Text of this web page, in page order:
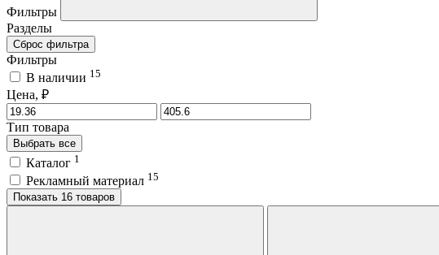
Фильтры
Разделы
Сброс фильтра
Фильтры
В наличии 15
Цена, ₽
Тип товара
Выбрать все
Каталог 1
Рекламный материал 15
Показать 16 товаров